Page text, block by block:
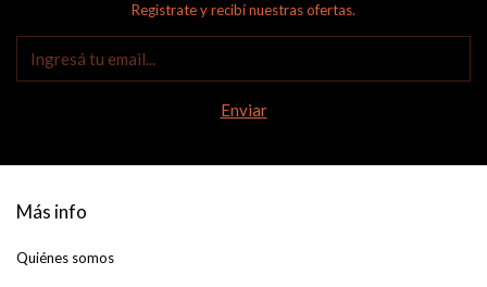
Registrate y recibí nuestras ofertas.
Más info
Quiénes somos